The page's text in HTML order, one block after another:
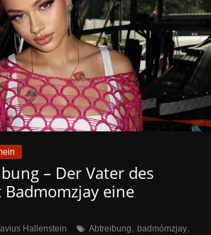
– Der Vater des
eine
Hallenstein Abtreibung, badmómzjay,